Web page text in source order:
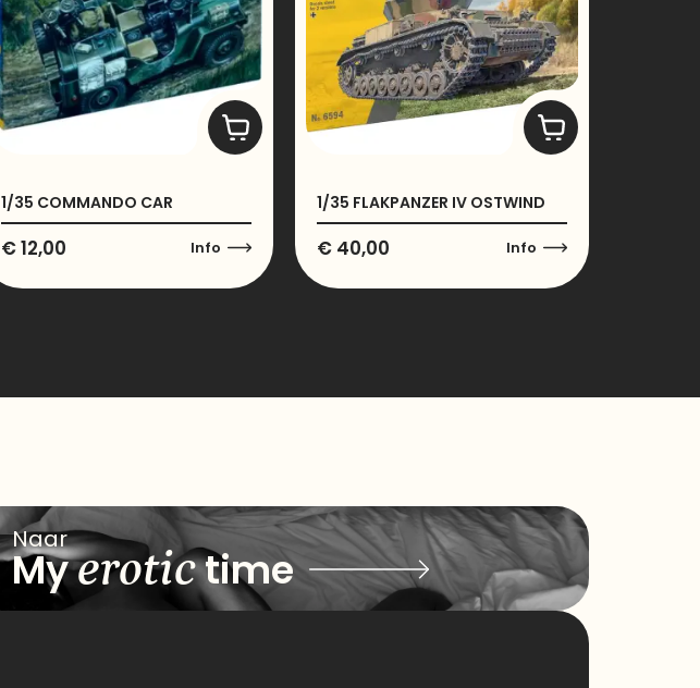
1/35 COMMANDO CAR
€12,00 Info
1/35 FLAKPANZER IV OSTWIND
€ 40,00 Info
Naar
Myerotictime